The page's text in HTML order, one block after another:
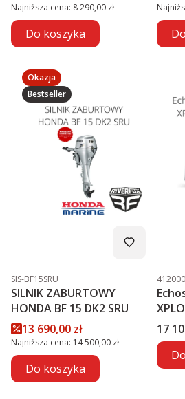
Najniższa cena: 8 290,00 zł
Do koszyka
Okazja
Bestseller
Kod produktu
SIS-BF15SRU
SILNIK ZABURTOWY
HONDA BF 15 DK2 SRU
Cena promocyjna
13 690,00 zł
Najniższa cena: 14 500,00 zł
Do koszyka
Kod
Cena
17